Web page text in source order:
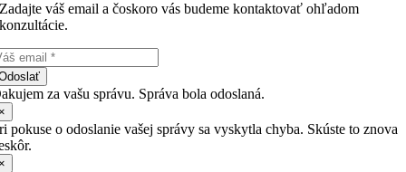
Zadajte váš email a čoskoro vás budeme kontaktovať ohľadom
konzultácie.
za vašu správu. Správa bola odoslaná.
pokuse o odoslanie vašej správy sa vyskytla chyba. Skúste to znova